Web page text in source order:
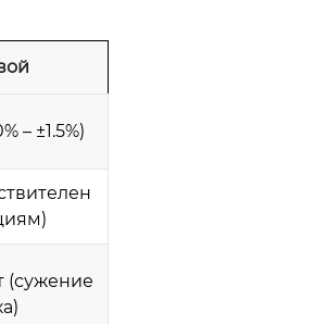
– ±1.5%)
(сужение